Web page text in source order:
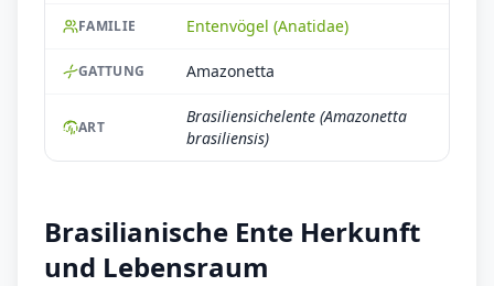
FAMILIE Entenvögel (Anatidae)
GATTUNG Amazonetta
ART
Brasiliensichelente (Amazonetta
brasiliensis)
Brasilianische Ente Herkunft
und Lebensraum